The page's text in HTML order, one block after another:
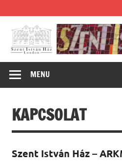
content
– az angliai római katolikus
MENU
KAPCSOLAT
Szent István Ház –